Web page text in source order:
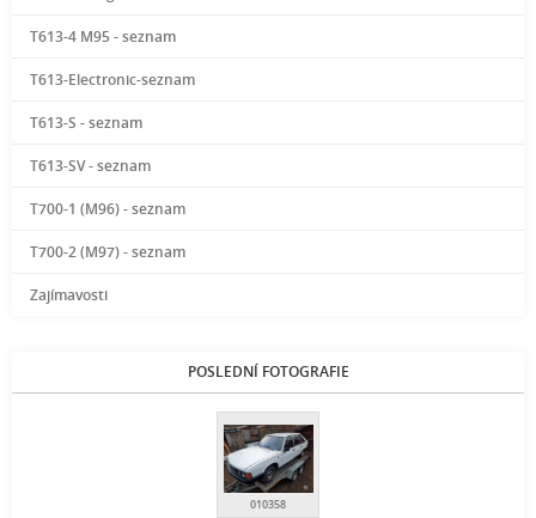
T613-4 M95 - seznam
T613-Electronic-seznam
T613-S - seznam
T613-SV - seznam
T700-1 (M96) - seznam
T700-2 (M97) - seznam
Zajímavosti
POSLEDNÍ FOTOGRAFIE
010358